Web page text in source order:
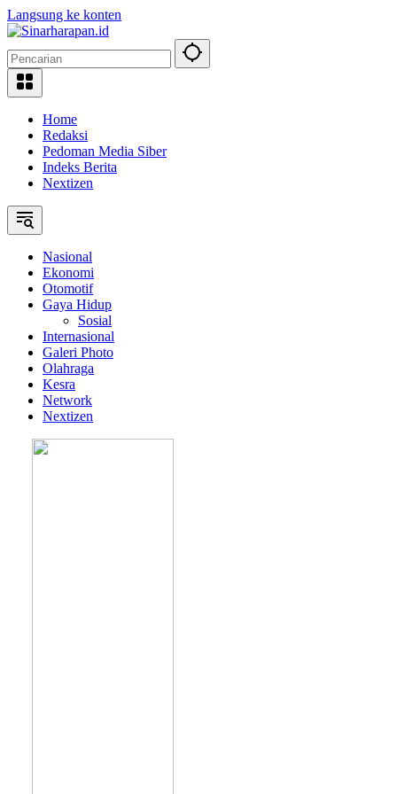
Langsung ke konten
Home
Redaksi
Pedoman Media Siber
Indeks Berita
Nextizen
Nasional
Ekonomi
Otomotif
Gaya Hidup
Sosial
Internasional
Galeri Photo
Olahraga
Kesra
Network
Nextizen